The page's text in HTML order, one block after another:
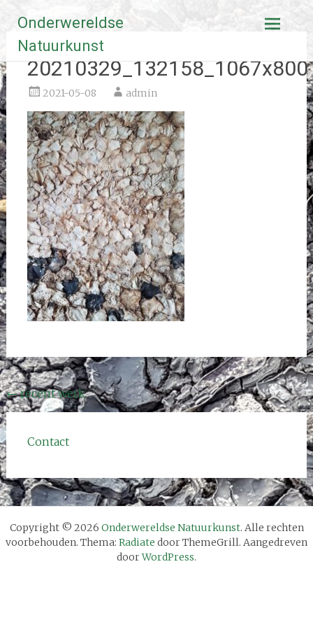
naar
inhoud
Onderwereldse
Natuurkunst
20210329_132158_1067x800
2021-05-08 admin
Bericht
navigatie
←recent werk
Contact
Copyright © 2026 Onderwereldse Natuurkunst. Alle rechten
voorbehouden. Thema: Radiate door ThemeGrill. Aangedreven
doorWordPress.